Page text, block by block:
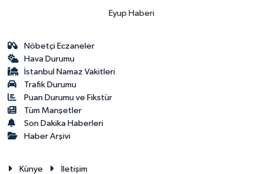
Eyup Haberi
Nöbetçi Eczaneler
Hava Durumu
İstanbul Namaz Vakitleri
Trafik Durumu
Puan Durumu ve Fikstür
Tüm Manşetler
Son Dakika Haberleri
Haber Arşivi
Künye İletişim